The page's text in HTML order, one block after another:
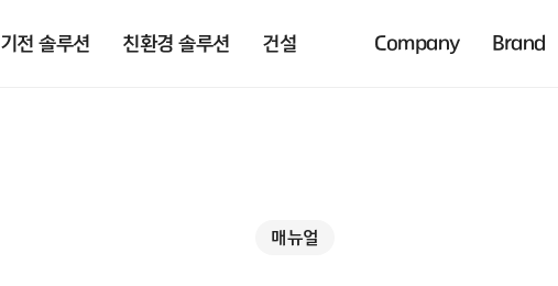
기전 솔루션 친환경 솔루션 건설 Company Brand
매뉴얼